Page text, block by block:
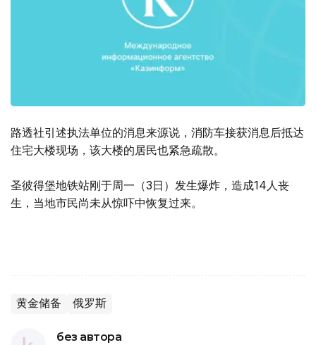
路透社引述执法单位的消息来源说，消防车接获消息后抵达
住宅大楼现场，该大楼的居民也紧急疏散。
圣彼得堡地铁站刚于周一（3日）发生爆炸，造成14人丧
生，当地市民尚未从惊吓中恢复过来。
黄金储备 俄罗斯
без автора